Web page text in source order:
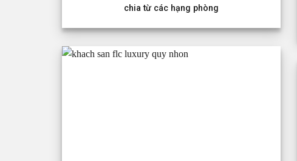
chia từ các hạng phòng